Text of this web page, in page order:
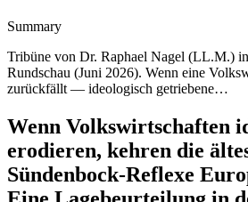
Summary
Tribüne von Dr. Raphael Nagel (LL.M.)
Rundschau (Juni 2026). Wenn eine
zurückfällt — ideologisch getriebene…
Wenn Volkswirtschaften
erodieren, kehren die
Sündenbock-Reflexe